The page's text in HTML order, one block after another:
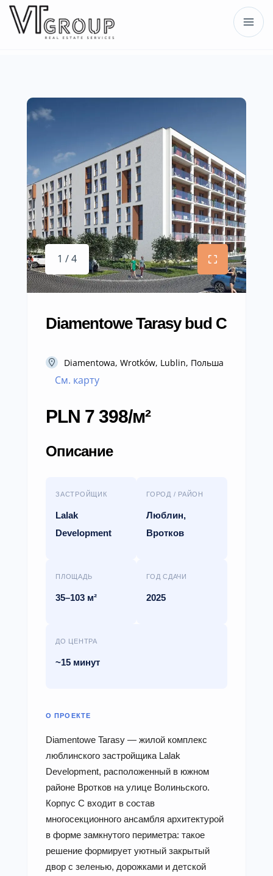
1 / 4
Diamentowe Tarasy bud C
Diamentowa, Wrotków, Lublin, Польша
См. карту
PLN 7 398/м²
Описание
ЗАСТРОЙЩИК
Lalak
Development
ГОРОД / РАЙОН
Люблин,
Вротков
ПЛОЩАДЬ
35–103 м²
ГОД СДАЧИ
2025
ДО ЦЕНТРА
~15 минут
О ПРОЕКТЕ
Diamentowe Tarasy — жилой комплекс
люблинского застройщика Lalak
Development, расположенный в южном
районе Вротков на улице Волиньского.
Корпус C входит в состав
многосекционного ансамбля архитектурой
в форме замкнутого периметра: такое
решение формирует уютный закрытый
двор с зеленью, дорожками и детской